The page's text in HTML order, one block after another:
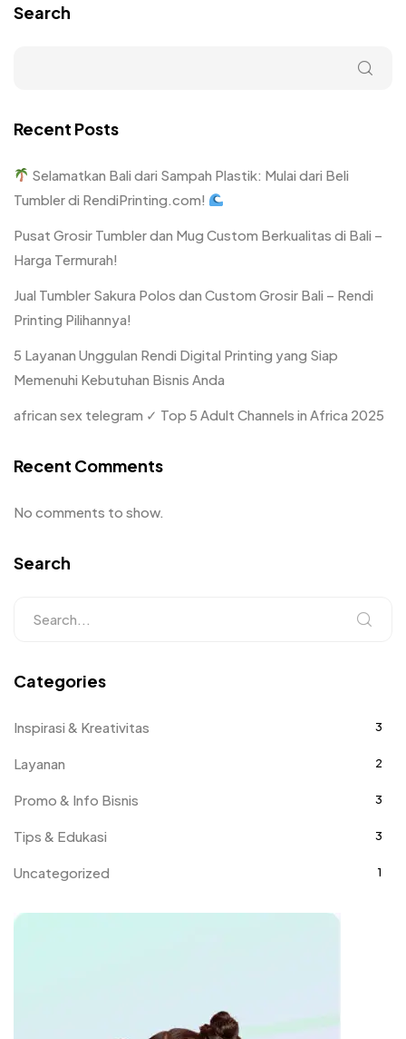
Search
Recent Posts
Selamatkan Bali dari Sampah Plastik: Mulai dari Beli
Tumbler di RendiPrinting.com!
Pusat Grosir Tumbler dan Mug Custom Berkualitas di Bali –
Harga Termurah!
Jual Tumbler Sakura Polos dan Custom Grosir Bali – Rendi
Printing Pilihannya!
5 Layanan Unggulan Rendi Digital Printing yang Siap
Memenuhi Kebutuhan Bisnis Anda
african sex telegram ✓ Top 5 Adult Channels in Africa 2025
Recent Comments
No comments to show.
Search
Categories
Inspirasi & Kreativitas 3
Layanan 2
Promo & Info Bisnis 3
Tips & Edukasi 3
Uncategorized 1